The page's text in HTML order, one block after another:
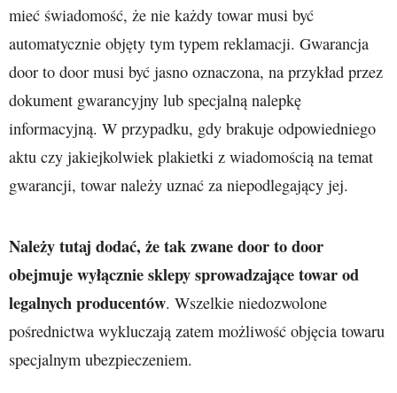
mieć świadomość, że nie każdy towar musi być
automatycznie objęty tym typem reklamacji. Gwarancja
door to door musi być jasno oznaczona, na przykład przez
dokument gwarancyjny lub specjalną nalepkę
informacyjną. W przypadku, gdy brakuje odpowiedniego
aktu czy jakiejkolwiek plakietki z wiadomością na temat
gwarancji, towar należy uznać za niepodlegający jej.
Należy tutaj dodać, że tak zwane door to door
obejmuje wyłącznie sklepy sprowadzające towar od
legalnych producentów. Wszelkie niedozwolone
pośrednictwa wykluczają zatem możliwość objęcia towaru
specjalnym ubezpieczeniem.